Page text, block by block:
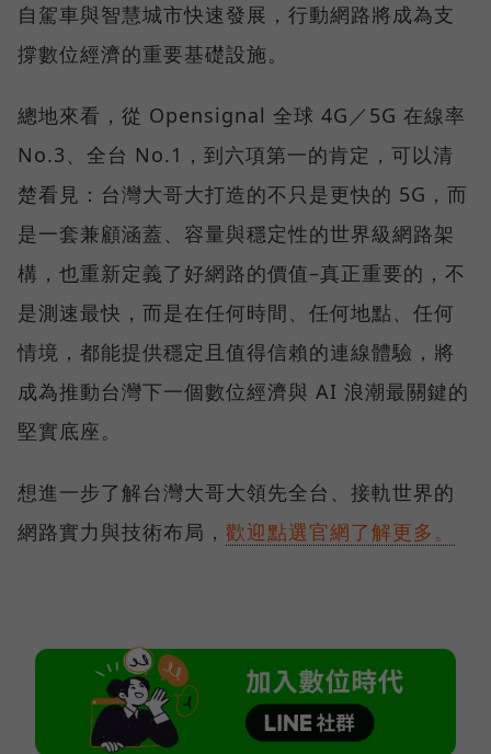
自駕車與智慧城市快速發展，行動網路將成為支
撐數位經濟的重要基礎設施。
總地來看，從 Opensignal 全球 4G／5G 在線率
No.3、全台 No.1，到六項第一的肯定，可以清
楚看見：台灣大哥大打造的不只是更快的 5G，而
是一套兼顧涵蓋、容量與穩定性的世界級網路架
構，也重新定義了好網路的價值–真正重要的，不
是測速最快，而是在任何時間、任何地點、任何
情境，都能提供穩定且值得信賴的連線體驗，將
成為推動台灣下一個數位經濟與 AI 浪潮最關鍵的
堅實底座。
想進一步了解台灣大哥大領先全台、接軌世界的
網路實力與技術布局， 歡迎點選官網了解更多。